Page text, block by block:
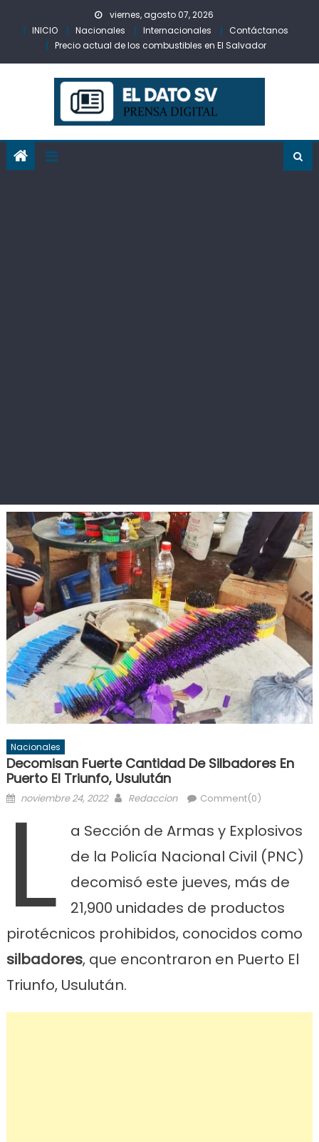
viernes, agosto 07, 2026
INICIO
Nacionales Internacionales
Contáctanos
Precio actual de los combustibles en El Salvador
Nacionales
Decomisan Fuerte Cantidad De Silbadores En
Puerto El Triunfo, Usulután
Posted
noviembre 24, 2022 Author
Redaccion Comment(0)
L
a Sección de Armas y Explosivos
de la Policía Nacional Civil (PNC)
decomisó este jueves, más de
21,900 unidades de productos
pirotécnicos prohibidos, conocidos como
silbadores, que encontraron en Puerto El
Triunfo, Usulután.